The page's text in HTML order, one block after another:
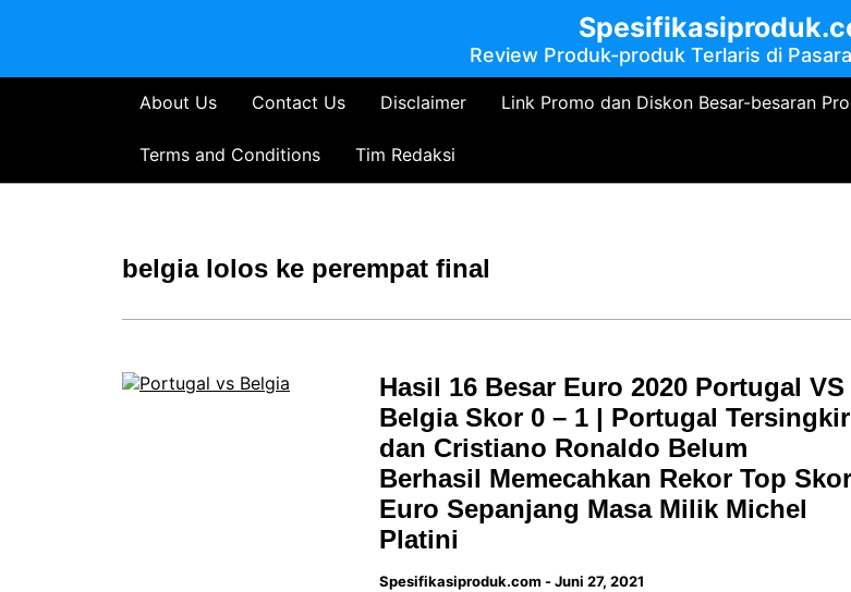
Review Produk-produk Terlaris di
About Us Contact Us Disclaimer Link Promo dan Diskon Besar-besaran
Terms and Conditions Tim Redaksi
belgia lolos ke perempat final
Hasil 16 Besar Euro 2020 Portugal VS
Belgia Skor 0 – 1 | Portugal Tersingkir
dan Cristiano Ronaldo Belum
Berhasil Memecahkan Rekor Top Skor
Euro Sepanjang Masa Milik Michel
Platini
Spesifikasiproduk.com -Juni 27, 2021